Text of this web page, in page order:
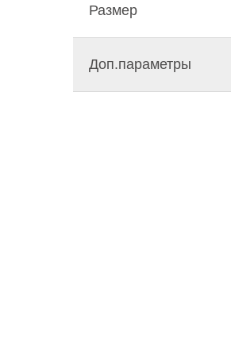
Размер
Доп.параметры